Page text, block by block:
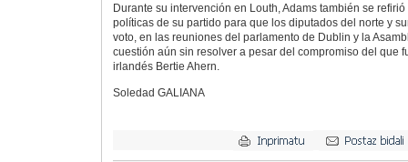
Durante su intervención en Louth, Adams también se
políticas de su partido para que los diputados del norte y
voto, en las reuniones del parlamento de Dublin y la
cuestión aún sin resolver a pesar del compromiso del que
irlandés Bertie Ahern.
Soledad GALIANA